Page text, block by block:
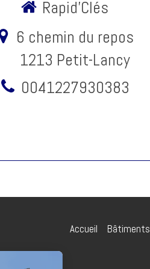
Rapid'Clés
6 chemin du repos
1213 Petit-Lancy
0041227930383
Accueil Bâtiments